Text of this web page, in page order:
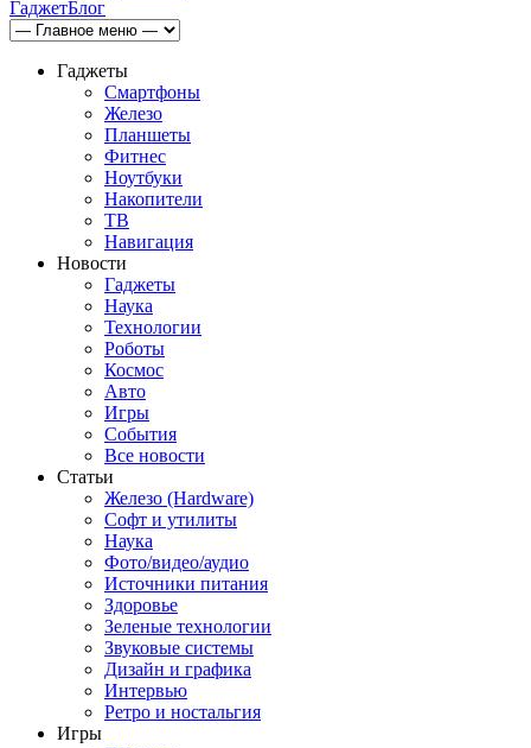
ГаджетБлог
Гаджеты
Смартфоны
Железо
Планшеты
Фитнес
Ноутбуки
Накопители
ТВ
Навигация
Новости
Гаджеты
Наука
Технологии
Роботы
Космос
Авто
Игры
События
Все новости
Статьи
Железо (Hardware)
Софт и утилиты
Наука
Фото/видео/аудио
Источники питания
Здоровье
Зеленые технологии
Звуковые системы
Дизайн и графика
Интервью
Ретро и ностальгия
Игры